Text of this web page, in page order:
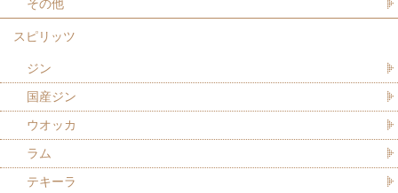
その他
スピリッツ
ジン
国産ジン
ウオッカ
ラム
テキーラ